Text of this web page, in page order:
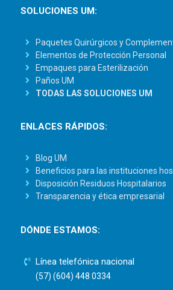
SOLUCIONES UM:
Paquetes Quirúrgicos y
Elementos de Protección Personal
Empaques para Esterilización
Paños UM
TODAS LAS SOLUCIONES UM
ENLACES RÁPIDOS:
Blog UM
Beneficios para las instituciones
Disposición Residuos Hospitalarios
Transparencia y ética empresarial
DÓNDE ESTAMOS:
Línea telefónica nacional
(57) (604) 448 0334